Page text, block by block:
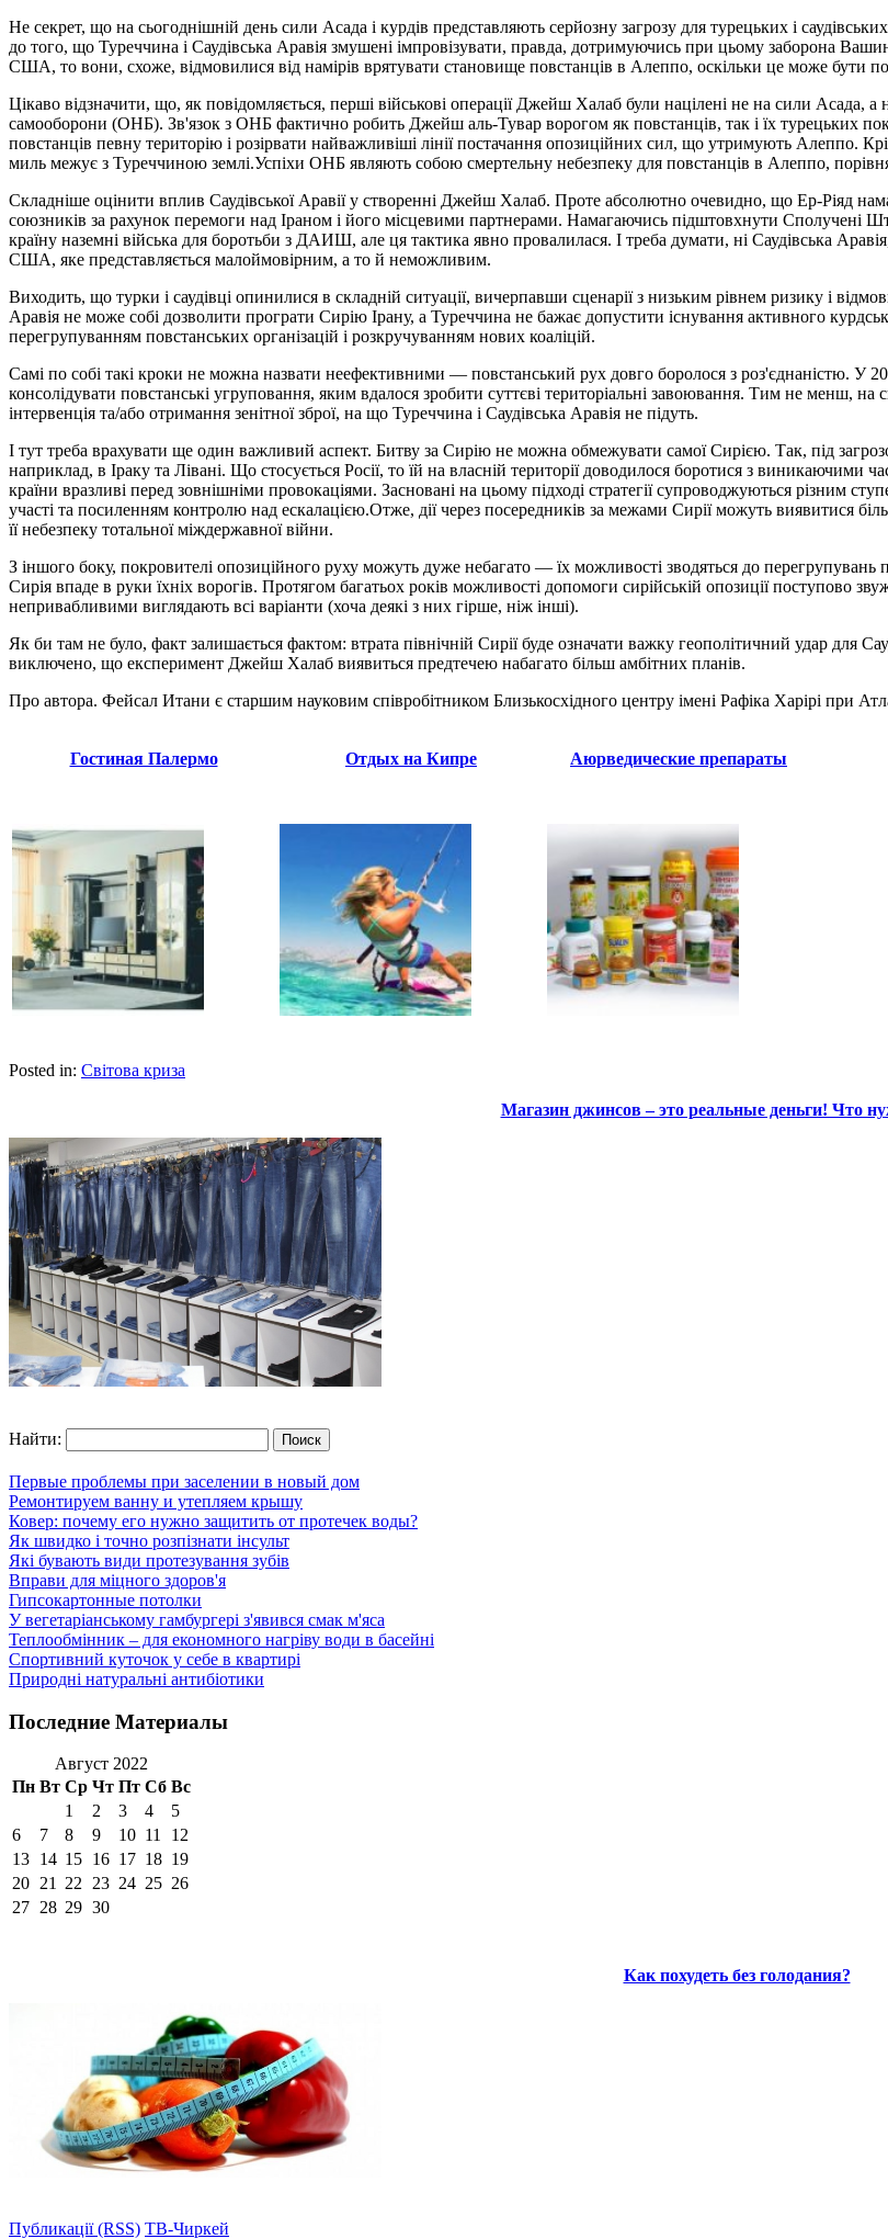
Не секрет, що на сьогоднішній день сили Асада і курдів представляють серйозну загрозу для турецьких і
до того, що Туреччина і Саудівська Аравія змушені імпровізувати, правда, дотримуючись при цьому заборона
США, то вони, схоже, відмовилися від намірів врятувати становище повстанців в Алеппо, оскільки це може бути
Цікаво відзначити, що, як повідомляється, перші військові операції Джейш Халаб були націлені не на сили
самооборони (ОНБ). Зв'язок з ОНБ фактично робить Джейш аль-Тувар ворогом як повстанців, так і їх турецьких
повстанців певну територію і розірвати найважливіші лінії постачання опозиційних сил, що утримують Алеппо.
миль межує з Туреччиною землі.Успіхи ОНБ являють собою смертельну небезпеку для повстанців в Алеппо,
Складніше оцінити вплив Саудівської Аравії у створенні Джейш Халаб. Проте абсолютно очевидно, що Ер-Ріяд
союзників за рахунок перемоги над Іраном і його місцевими партнерами. Намагаючись підштовхнути Сполучені
країну наземні війська для боротьби з ДАИШ, але ця тактика явно провалилася. І треба думати, ні Саудівська
США, яке представляється малоймовірним, а то й неможливим.
Виходить, що турки і саудівці опинилися в складній ситуації, вичерпавши сценарії з низьким рівнем ризику і
Аравія не може собі дозволити програти Сирію Ірану, а Туреччина не бажає допустити існування активного
перегрупуванням повстанських організацій і розкручуванням нових коаліцій.
Самі по собі такі кроки не можна назвати неефективними — повстанський рух довго боролося з роз'єднаністю. У
консолідувати повстанські угруповання, яким вдалося зробити суттєві територіальні завоювання. Тим не менш, на
інтервенція та/або отримання зенітної зброї, на що Туреччина і Саудівська Аравія не підуть.
І тут треба врахувати ще один важливий аспект. Битву за Сирію не можна обмежувати самої Сирією. Так, під
наприклад, в Іраку та Лівані. Що стосується Росії, то їй на власній території доводилося боротися з
країни вразливі перед зовнішніми провокаціями. Засновані на цьому підході стратегії супроводжуються різним
участі та посиленням контролю над ескалацією.Отже, дії через посередників за межами Сирії можуть виявитися
її небезпеку тотальної міждержавної війни.
З іншого боку, покровителі опозиційного руху можуть дуже небагато — їх можливості зводяться до перегрупувань
Сирія впаде в руки їхніх ворогів. Протягом багатьох років можливості допомоги сирійській опозиції поступово
непривабливими виглядають всі варіанти (хоча деякі з них гірше, ніж інші).
Як би там не було, факт залишається фактом: втрата північній Сирії буде означати важку геополітичний удар для
виключено, що експеримент Джейш Халаб виявиться предтечею набагато більш амбітних планів.
Про автора. Фейсал Итани є старшим науковим співробітником Близькосхідного центру імені Рафіка Харірі при
Гостиная Палермо Отдых на Кипре Аюрведические препараты
Posted in: Світова криза
Магазин джинсов – это реальные деньги! Что
Найти:
Первые проблемы при заселении в новый дом
Ремонтируем ванну и утепляем крышу
Ковер: почему его нужно защитить от протечек воды?
Як швидко і точно розпізнати інсульт
Які бувають види протезування зубів
Вправи для міцного здоров'я
Гипсокартонные потолки
У вегетаріанському гамбургері з'явився смак м'яса
Теплообмінник – для економного нагріву води в басейні
Спортивний куточок у себе в квартирі
Природні натуральні антибіотики
Последние Материалы
Август 2022
Пн Вт Ср Чт Пт Сб Вс
1
2 3 4
5
6
7 8 9 10 11
12
13 14 15 16 17 18 19
20 21 22 23 24 25 26
27 28 29 30
Как похудеть без голодания?
Публикації (RSS) ТВ-Чиркей